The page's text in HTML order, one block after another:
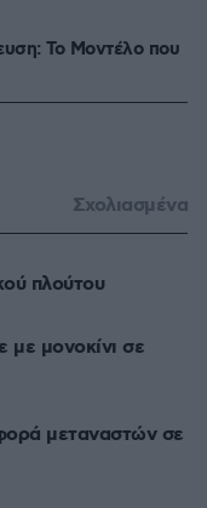
Το Mοντέλο που
Σχολιασμένα
πλούτου
μονοκίνι σε
μεταναστών σε